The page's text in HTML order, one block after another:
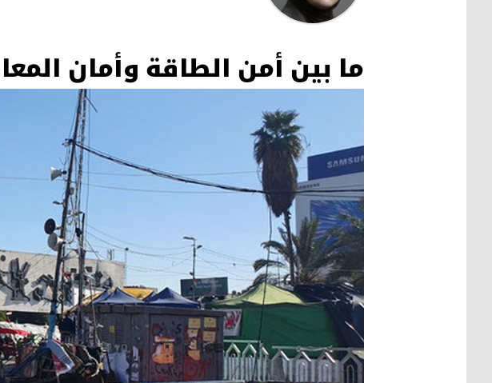
ضحى عبوش
ما بين أمن الطاقة وأمان